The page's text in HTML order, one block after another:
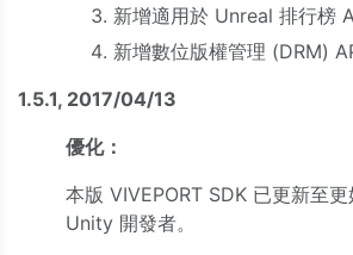
新增適用於 Unreal 排行榜
新增數位版權管理 (DRM)
1.5.1, 2017/04/13
優化：
本版 VIVEPORT SDK 已更新至
Unity 開發者。